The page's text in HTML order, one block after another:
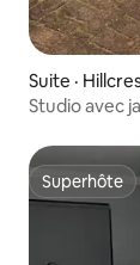
Suite ·
Studio avec
Superhôte
Superhôte